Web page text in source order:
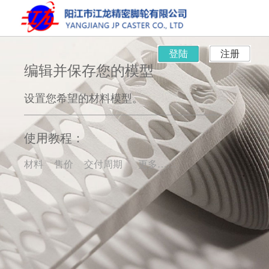
登陆 注册
编辑并保存您的模型
设置您希望的材料模型。
使用教程：
材料 售价 交付周期 更多……